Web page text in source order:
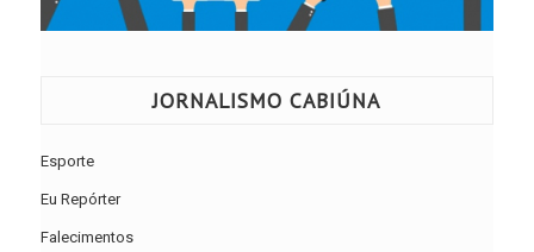
JORNALISMO CABIÚNA
Esporte
Eu Repórter
Falecimentos